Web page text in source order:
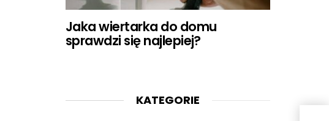
Jaka wiertarka do domu
sprawdzi się najlepiej?
KATEGORIE